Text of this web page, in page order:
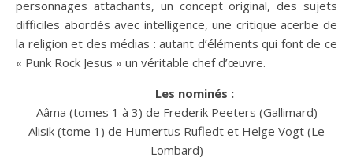
personnages attachants, un concept original, des sujets
difficiles abordés avec intelligence, une critique acerbe de
la religion et des médias : autant d’éléments qui font de ce
« Punk Rock Jesus » un véritable chef d’œuvre.
Les nominés :
Aâma (tomes 1 à 3) de Frederik Peeters (Gallimard)
Alisik (tome 1) de Humertus Rufledt et Helge Vogt (Le
Lombard)